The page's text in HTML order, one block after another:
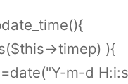
>timep) ){
m-d